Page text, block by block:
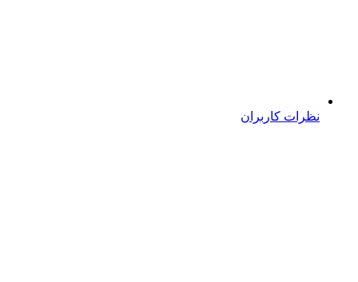
نظرات کاربران